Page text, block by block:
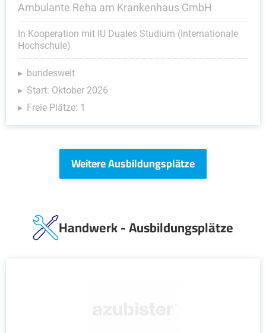
Ambulante Reha am Krankenhaus GmbH
In Kooperation mit IU Duales Studium (Internationale
Hochschule)
bundesweit
Start: Oktober 2026
Freie Plätze: 1
Weitere Ausbildungsplätze
Handwerk - Ausbildungsplätze